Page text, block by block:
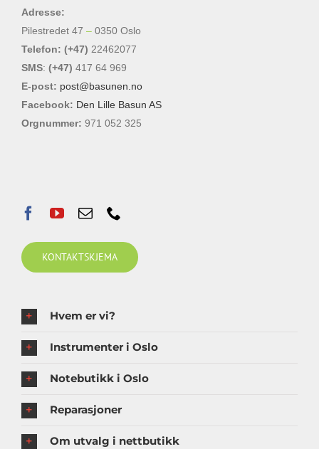
Adresse:
Pilestredet 47 – 0350 Oslo
Telefon: (+47) 22462077
SMS: (+47) 417 64 969
E-post: post@basunen.no
Facebook: Den Lille Basun AS
Orgnummer: 971 052 325
KONTAKTSKJEMA
Hvem er vi?
Instrumenter i Oslo
Notebutikk i Oslo
Reparasjoner
Om utvalg i nettbutikk